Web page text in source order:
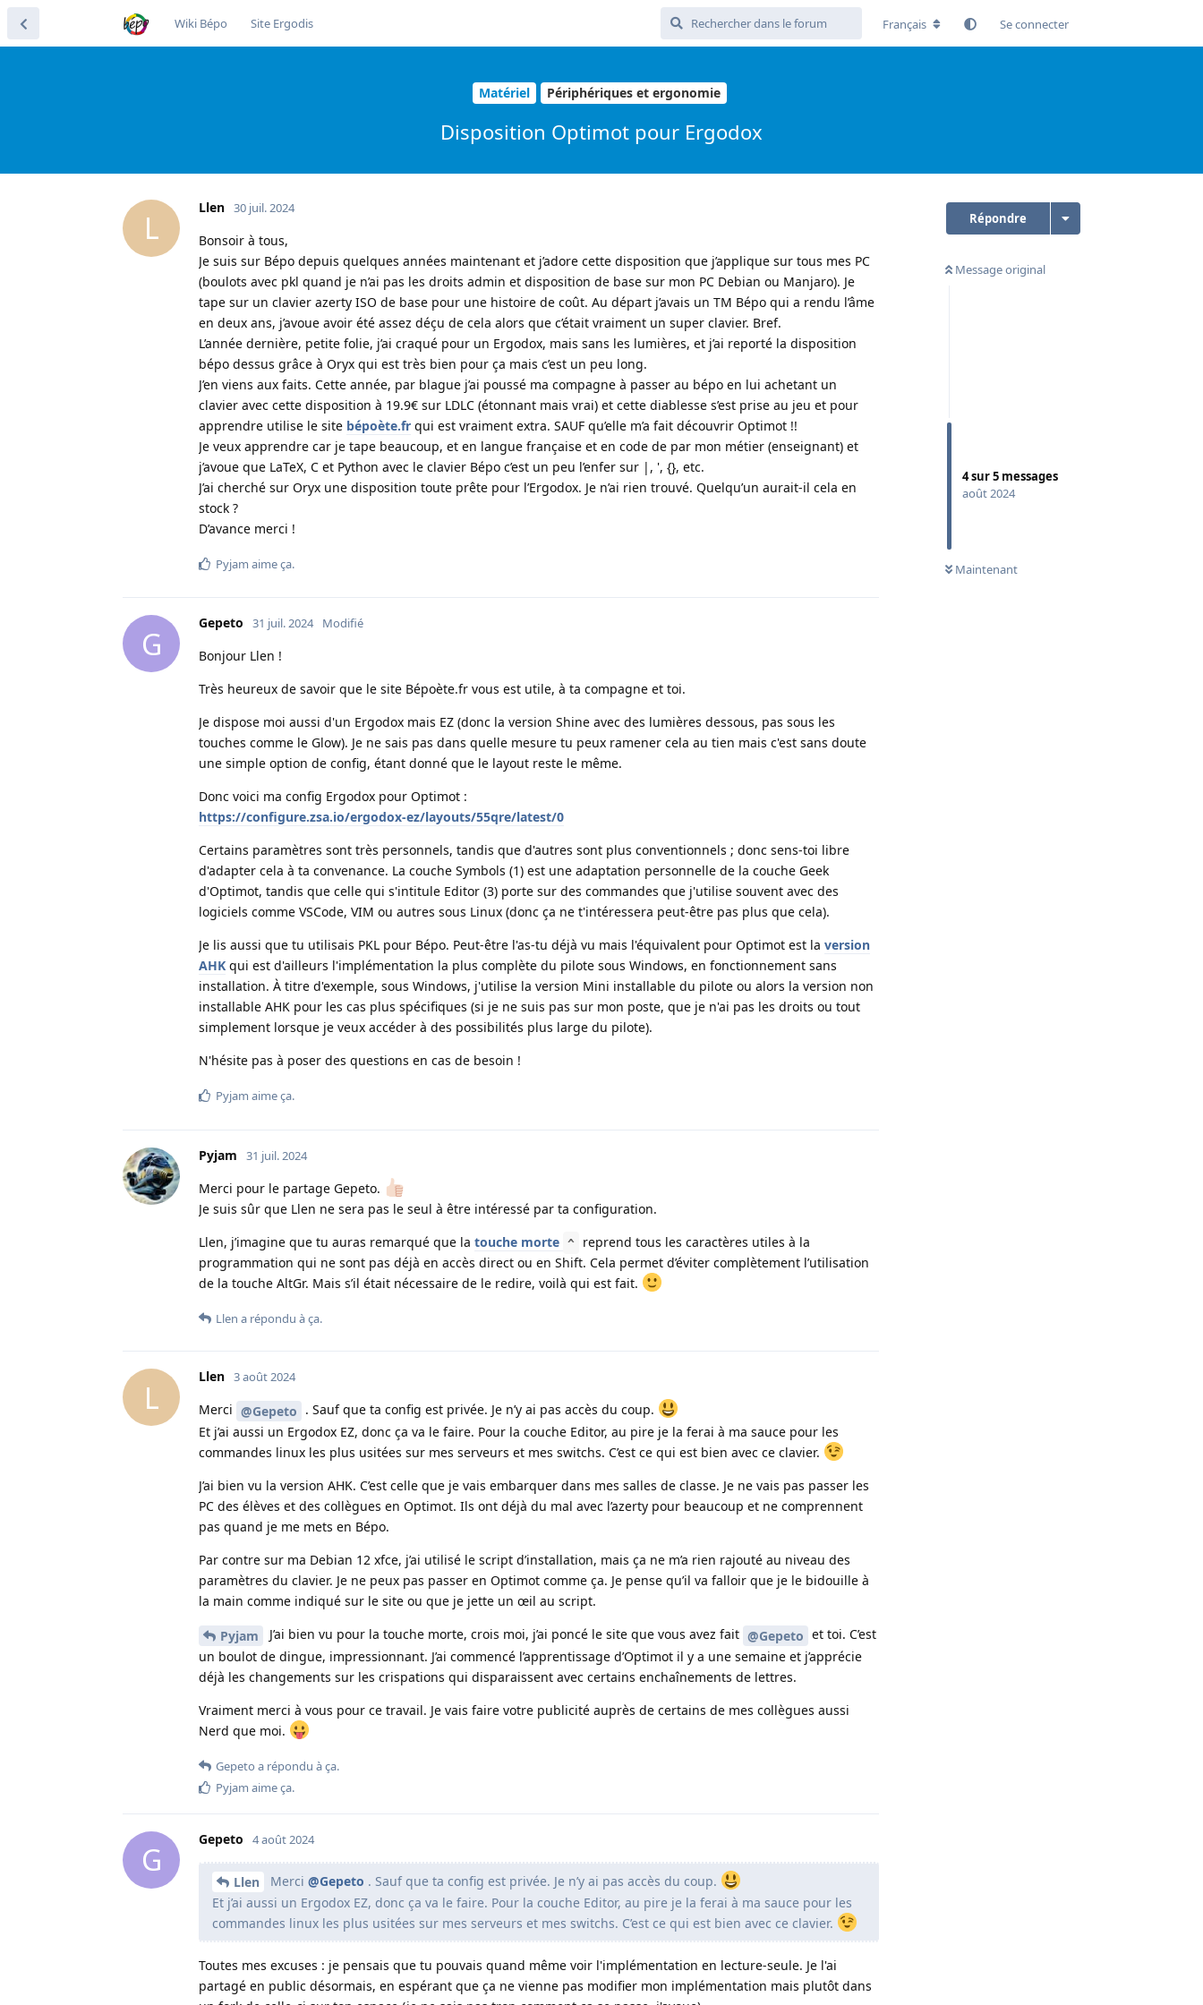
Wiki Bépo Site Ergodis Français Se connecter
Matériel Périphériques et ergonomie
Disposition Optimot pour Ergodox
Répondre
Message original
4sur5 messages
août 2024
Maintenant
L
Llen 30 juil. 2024
Bonsoir à tous,
Je suis sur Bépo depuis quelques années maintenant et j’adore cette disposition que j’applique sur tous mes PC
(boulots avec pkl quand je n’ai pas les droits admin et disposition de base sur mon PC Debian ou Manjaro). Je
tape sur un clavier azerty ISO de base pour une histoire de coût. Au départ j’avais un TM Bépo qui a rendu l’âme
en deux ans, j’avoue avoir été assez déçu de cela alors que c’était vraiment un super clavier. Bref.
L’année dernière, petite folie, j’ai craqué pour un Ergodox, mais sans les lumières, et j’ai reporté la disposition
bépo dessus grâce à Oryx qui est très bien pour ça mais c’est un peu long.
J’en viens aux faits. Cette année, par blague j’ai poussé ma compagne à passer au bépo en lui achetant un
clavier avec cette disposition à 19.9€ sur LDLC (étonnant mais vrai) et cette diablesse s’est prise au jeu et pour
apprendre utilise le site bépoète.fr qui est vraiment extra. SAUF qu’elle m’a fait découvrir Optimot !!
Je veux apprendre car je tape beaucoup, et en langue française et en code de par mon métier (enseignant) et
j’avoue que LaTeX, C et Python avec le clavier Bépo c’est un peu l’enfer sur |, ', {}, etc.
J’ai cherché sur Oryx une disposition toute prête pour l’Ergodox. Je n’ai rien trouvé. Quelqu’un aurait-il cela en
stock ?
D’avance merci !
Pyjam aime ça.
G
Gepeto 31 juil. 2024 Modifié
Bonjour Llen !
Très heureux de savoir que le site Bépoète.fr vous est utile, à ta compagne et toi.
Je dispose moi aussi d'un Ergodox mais EZ (donc la version Shine avec des lumières dessous, pas sous les
touches comme le Glow). Je ne sais pas dans quelle mesure tu peux ramener cela au tien mais c'est sans doute
une simple option de config, étant donné que le layout reste le même.
Donc voici ma config Ergodox pour Optimot :
https://configure.zsa.io/ergodox-ez/layouts/55qre/latest/0
Certains paramètres sont très personnels, tandis que d'autres sont plus conventionnels ; donc sens-toi libre
d'adapter cela à ta convenance. La couche Symbols (1) est une adaptation personnelle de la couche Geek
d'Optimot, tandis que celle qui s'intitule Editor (3) porte sur des commandes que j'utilise souvent avec des
logiciels comme VSCode, VIM ou autres sous Linux (donc ça ne t'intéressera peut-être pas plus que cela).
Je lis aussi que tu utilisais PKL pour Bépo. Peut-être l'as-tu déjà vu mais l'équivalent pour Optimot est la version
AHK qui est d'ailleurs l'implémentation la plus complète du pilote sous Windows, en fonctionnement sans
installation. À titre d'exemple, sous Windows, j'utilise la version Mini installable du pilote ou alors la version non
installable AHK pour les cas plus spécifiques (si je ne suis pas sur mon poste, que je n'ai pas les droits ou tout
simplement lorsque je veux accéder à des possibilités plus large du pilote).
N'hésite pas à poser des questions en cas de besoin !
Pyjam aime ça.
Pyjam 31 juil. 2024
Merci pour le partage Gepeto.
Je suis sûr que Llen ne sera pas le seul à être intéressé par ta configuration.
Llen, j’imagine que tu auras remarqué que la touche morte ^
reprend tous les caractères utiles à la
programmation qui ne sont pas déjà en accès direct ou en Shift. Cela permet d’éviter complètement l’utilisation
de la touche AltGr. Mais s’il était nécessaire de le redire, voilà qui est fait.
Llen a répondu à ça.
L
Llen 3 août 2024
Merci @Gepeto . Sauf que ta config est privée. Je n’y ai pas accès du coup.
Et j’ai aussi un Ergodox EZ, donc ça va le faire. Pour la couche Editor, au pire je la ferai à ma sauce pour les
commandes linux les plus usitées sur mes serveurs et mes switchs. C’est ce qui est bien avec ce clavier.
J’ai bien vu la version AHK. C’est celle que je vais embarquer dans mes salles de classe. Je ne vais pas passer les
PC des élèves et des collègues en Optimot. Ils ont déjà du mal avec l’azerty pour beaucoup et ne comprennent
pas quand je me mets en Bépo.
Par contre sur ma Debian 12 xfce, j’ai utilisé le script d’installation, mais ça ne m’a rien rajouté au niveau des
paramètres du clavier. Je ne peux pas passer en Optimot comme ça. Je pense qu’il va falloir que je le bidouille à
la main comme indiqué sur le site ou que je jette un œil au script.
Pyjam J’ai bien vu pour la touche morte, crois moi, j’ai poncé le site que vous avez fait @Gepeto et toi. C’est
un boulot de dingue, impressionnant. J’ai commencé l’apprentissage d’Optimot il y a une semaine et j’apprécie
déjà les changements sur les crispations qui disparaissent avec certains enchaînements de lettres.
Vraiment merci à vous pour ce travail. Je vais faire votre publicité auprès de certains de mes collègues aussi
Nerd que moi.
Gepeto a répondu à ça.
Pyjam aime ça.
G
Gepeto 4 août 2024
Llen Merci @Gepeto . Sauf que ta config est privée. Je n’y ai pas accès du coup.
Et j’ai aussi un Ergodox EZ, donc ça va le faire. Pour la couche Editor, au pire je la ferai à ma sauce pour les
commandes linux les plus usitées sur mes serveurs et mes switchs. C’est ce qui est bien avec ce clavier.
Toutes mes excuses : je pensais que tu pouvais quand même voir l'implémentation en lecture-seule. Je l'ai
partagé en public désormais, en espérant que ça ne vienne pas modifier mon implémentation mais plutôt dans